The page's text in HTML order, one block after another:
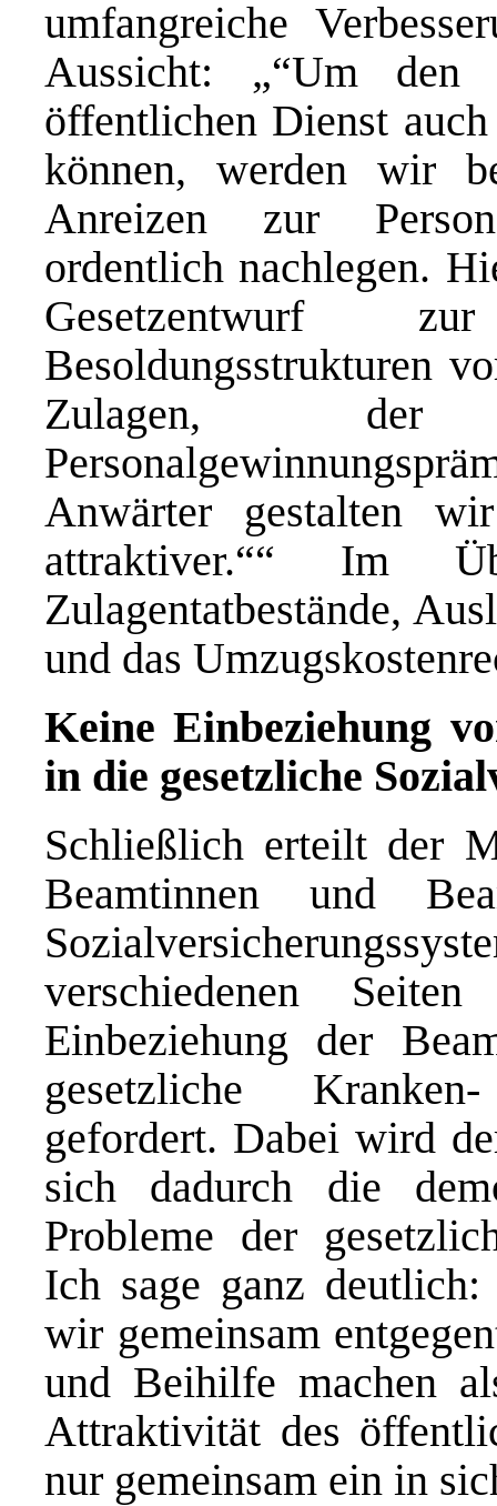
umfangreiche
Aussicht: „“Um den
öffentlichen Dienst
können, werden wir
Anreizen zur
ordentlich nachlegen.
Gesetzentwurf
Besoldungsstrukturen
Zulagen, der
Anwärter gestalten
attraktiver.““ Im
Zulagentatbestände,
und das
Keine Einbeziehung
in die gesetzliche
Schließlich erteilt der
Beamtinnen und
verschiedenen
Einbeziehung der
gesetzliche
gefordert. Dabei wird
sich dadurch die
Probleme der
Ich sage ganz deutlich:
wir gemeinsam
und Beihilfe machen
Attraktivität des
nur gemeinsam ein in